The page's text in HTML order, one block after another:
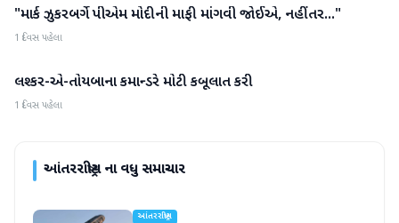
આંતરરાષ્ટ્રીય
"માર્ક ઝુકરબર્ગે પીએમ મોદીની માફી માંગવી જોઈએ, નહીંતર..."
1 દિવસ પહેલા
આંતરરાષ્ટ્રીય
લશ્કર-એ-તોયબાના કમાન્ડરે મોટી કબૂલાત કરી
1 દિવસ પહેલા
આંતરરાષ્ટ્રીયના વધુ સમાચાર
આંતરરાષ્ટ્રીય